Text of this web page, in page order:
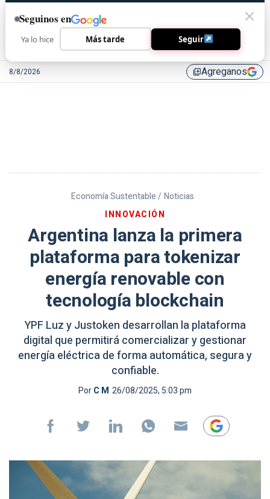
8/8/2026 library_addAgreganos
Economía Sustentable / Noticias
INNOVACIÓN
Argentina lanza la primera
plataforma para tokenizar
energía renovable con
tecnología blockchain
YPF Luz y Justoken desarrollan la plataforma
digital que permitirá comercializar y gestionar
energía eléctrica de forma automática, segura y
confiable.
PorC M 26/08/2025, 5:03 pm
Seguinos en
Ya lo hice Más tarde Seguir